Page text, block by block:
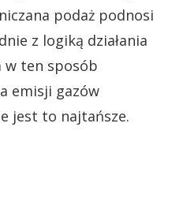
podaż podnosi
z logiką działania
w ten sposób
emisji gazów
jest to najtańsze.